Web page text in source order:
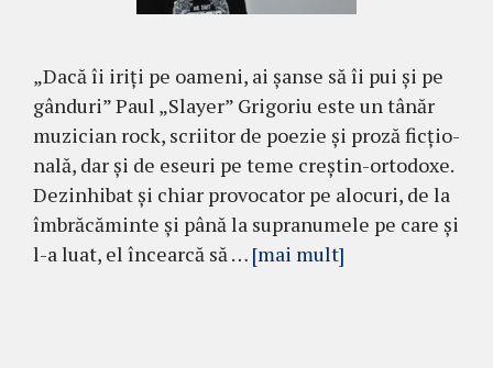
„Dacă îi iriţi pe oameni, ai şanse să îi pui şi pe
gânduri” Paul „Slayer” Grigoriu este un tânăr
muzi­cian rock, scriitor de poezie şi proză ficţio­
nală, dar şi de eseuri pe teme creştin-orto­doxe.
Dezinhibat şi chiar provocator pe alocuri, de la
îmbrăcăminte şi până la supranumele pe care şi
l-a luat, el încearcă să … [mai mult]